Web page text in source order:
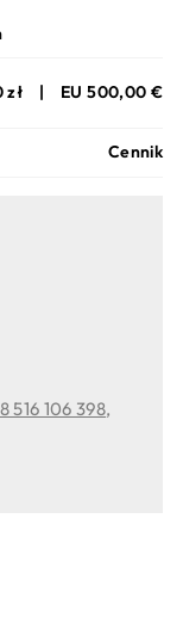
zł | EU 500,00 €
Cennik
516 106 398,